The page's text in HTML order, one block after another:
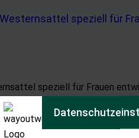
speziell für Frauen